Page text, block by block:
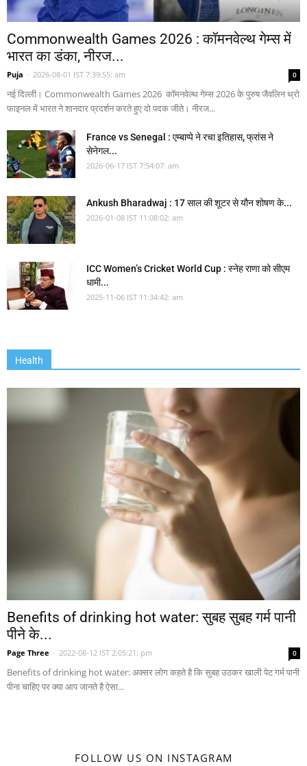
Commonwealth Games 2026 : कॉमनवेल्थ गेम्स में
भारत का डंका, नीरज...
Puja - 2026-08-01 IST 7:39:55: am 0
नई दिल्ली। Commonwealth Games 2026 कॉमनवेल्थ गेम्स 2026 के पुरुष जैवलिन थ्रो
फाइनल में भारत ने शानदार प्रदर्शन करते हुए दो पदक जीते। नीरज...
France vs Senegal : एम्बाप्पे ने रचा इतिहास, फ्रांस ने
सेनेगल...
2026-06-17 IST 7:54:07: am
Ankush Bharadwaj : 17 साल की शूटर से यौन शोषण के...
2026-01-08 IST 11:08:02: am
ICC Women’s Cricket World Cup : स्नेह राणा को सीएम
धामी...
2025-11-06 IST 11:34:42: am
Health
Benefits of drinking hot water: सुबह सुबह गर्म पानी
पीने के...
Page Three - 2022-08-12 IST 2:05:21: pm 0
Benefits of drinking hot water: अक्सर लोग कहते है कि सुबह उठकर खाली पेट गर्म पानी
पीना चाहिए पर क्या आप जानते है ऐसा...
FOLLOW US ON INSTAGRAM